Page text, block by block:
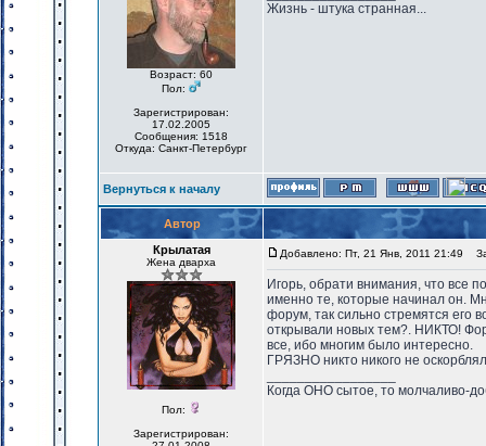
Возраст: 60
Пол:
Зарегистрирован:
17.02.2005
Сообщения: 1518
Откуда: Санкт-Петербург
Жизнь - штука странная...
Вернуться к началу
Автор
Крылатая
Жена дварха
Пол:
Зарегистрирован:
Добавлено: Пт, 21 Янв, 2011 21:49
Игорь, обрати внимания, что все
именно те, которые начинал он.
форум, так сильно стремятся его
открывали новых тем?. НИКТО!
все, ибо многим было интересно.
ГРЯЗНО никто никого не
Когда ОНО сытое, то молчаливо-